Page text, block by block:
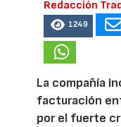
Redacción
1249
La compañía
facturación
por el fuerte